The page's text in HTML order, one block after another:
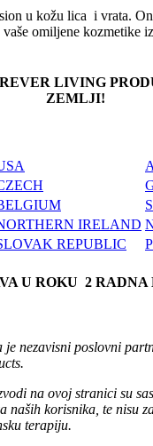
u kožu lica i vrata.
vaše omiljene kozmetike
LIVING
ZEMLJI!
IRELAND
REPUBLIC
U ROKU 2 RADNA
je nezavisni poslovni
na ovoj stranici su
naših korisnika, te nisu
terapiju.